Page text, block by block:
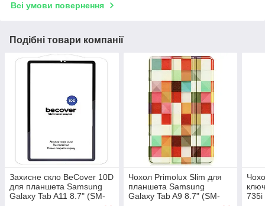
Всі умови повернення
Подібні товари компанії
Захисне скло BeCover 10D
для планшета Samsung
Galaxy Tab A11 8.7" (SM-
Чохол Primolux Slim для
планшета Samsung
Galaxy Tab A9 8.7" (SM-
735i